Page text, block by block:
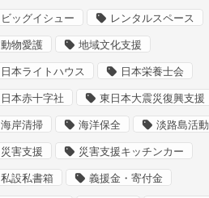
ビッグイシュー レンタルスペース
動物愛護 地域文化支援
日本ライトハウス 日本栄養士会
日本赤十字社 東日本大震災復興支援
海岸清掃 海洋保全 淡路島活動
災害支援 災害支援キッチンカー
私設私書箱 義援金・寄付金